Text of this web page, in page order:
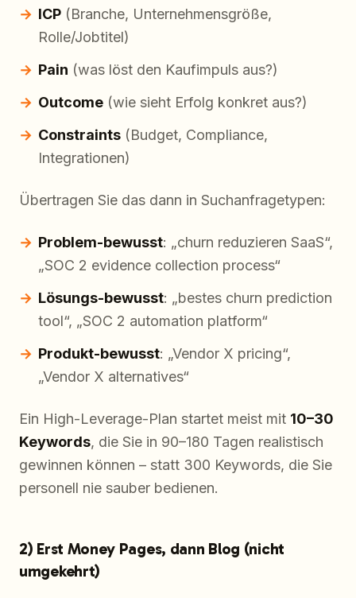
ICP (Branche, Unternehmensgröße,
Rolle/Jobtitel)
Pain (was löst den Kaufimpuls aus?)
Outcome (wie sieht Erfolg konkret aus?)
Constraints (Budget, Compliance,
Integrationen)
Übertragen Sie das dann in Suchanfragetypen:
Problem-bewusst: „churn reduzieren SaaS“,
„SOC 2 evidence collection process“
Lösungs-bewusst: „bestes churn prediction
tool“, „SOC 2 automation platform“
Produkt-bewusst: „Vendor X pricing“,
„Vendor X alternatives“
Ein High-Leverage-Plan startet meist mit 10–30
Keywords, die Sie in 90–180 Tagen realistisch
gewinnen können – statt 300 Keywords, die Sie
personell nie sauber bedienen.
2) Erst Money Pages, dann Blog (nicht
umgekehrt)